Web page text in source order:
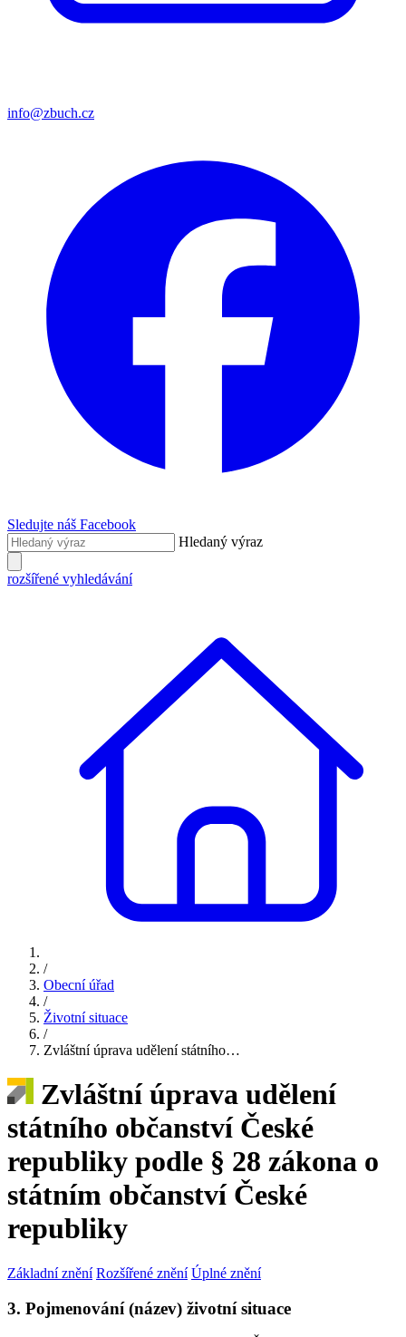
info@zbuch.cz
Sledujte náš Facebook
Hledaný výraz
rozšířené vyhledávání
/
Obecní úřad
/
Životní situace
/
Zvláštní úprava udělení státního…
Zvláštní úprava udělení
státního občanství České
republiky podle § 28 zákona o
státním občanství České
republiky
Základní znění Rozšířené znění Úplné znění
3. Pojmenování (název) životní situace